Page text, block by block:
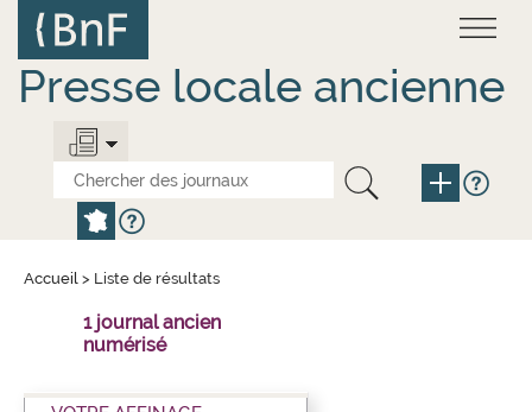
contenu
principal
Presse locale ancienne
Accueil > Liste de résultats
1 journal ancien
numérisé
Panneau de gestion des cookies